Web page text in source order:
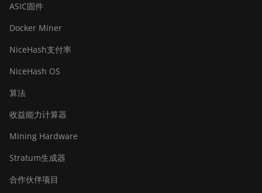
ASIC固件
Docker Miner
NiceHash支付率
NiceHash OS
算法
收益能力计算器
Mining Hardware
Stratum生成器
合作伙伴项目